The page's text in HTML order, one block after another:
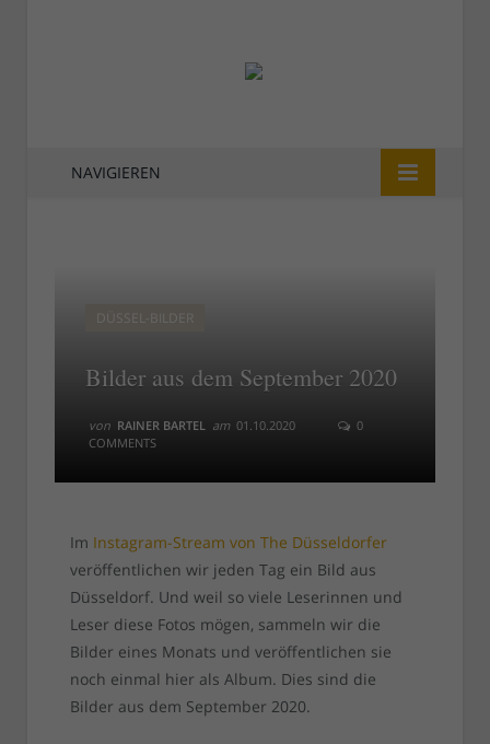
NAVIGIEREN
DÜSSEL-BILDER
Bilder aus dem September 2020
von RAINER BARTEL am 01.10.2020
0
COMMENTS
Im Instagram-Stream von The Düsseldorfer
veröffentlichen wir jeden Tag ein Bild aus
Düsseldorf. Und weil so viele Leserinnen und
Leser diese Fotos mögen, sammeln wir die
Bilder eines Monats und veröffentlichen sie
noch einmal hier als Album. Dies sind die
Bilder aus dem September 2020.